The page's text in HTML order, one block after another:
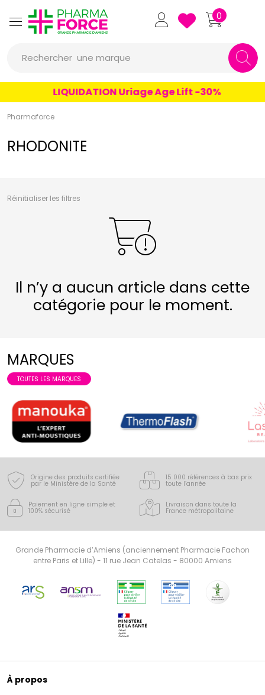
Pharmaforce Grande Pharmacie
0
Rechercher
un conseil
un produit
une marque
LIQUIDATION Uriage Age Lift -30%
Pharmaforce
RHODONITE
Réinitialiser les filtres
Il n’y a aucun article dans cette
catégorie pour le moment.
MARQUES
TOUTES LES MARQUES
Origine des produits certifiée
par le Ministère de la Santé
15 000 références à bas prix
toute l’année
Paiement en ligne simple et
100% sécurisé
Livraison dans toute la
France métropolitaine
Grande Pharmacie d’Amiens (anciennement Pharmacie Fachon
entre Paris et Lille) - 11 rue Jean Catelas - 80000 Amiens
À propos